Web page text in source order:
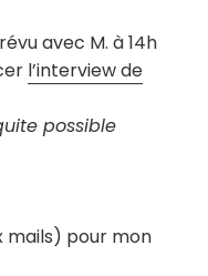
avec M. à 14h
l’interview de
possible
mails) pour mon